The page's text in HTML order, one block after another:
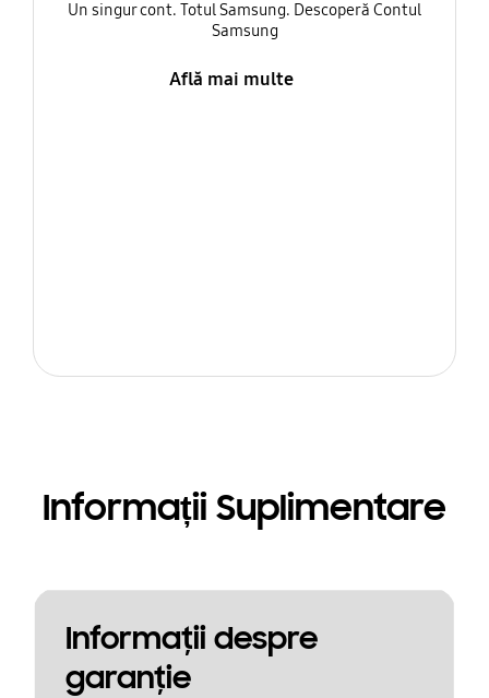
Un singur cont. Totul Samsung. Descoperă Contul
Samsung
Află mai multe
Informații Suplimentare
Informaţii despre
garanţie